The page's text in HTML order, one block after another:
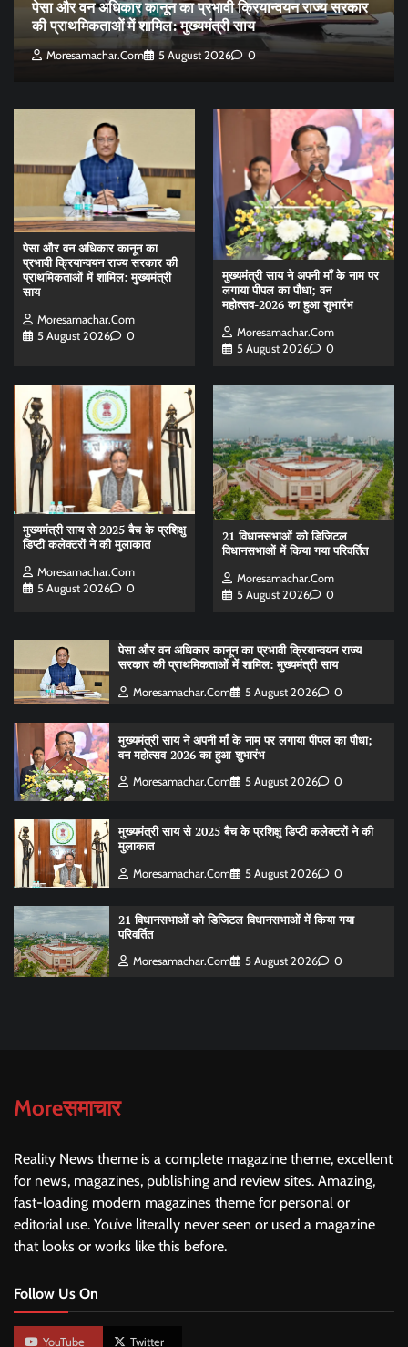
पेसा और वन अधिकार कानून का प्रभावी क्रियान्वयन राज्य सरकार
की प्राथमिकताओं में शामिल: मुख्यमंत्री साय
Moresamachar.com 5 August 2026 0
पेसा और वन अधिकार कानून का
प्रभावी क्रियान्वयन राज्य सरकार की
प्राथमिकताओं में शामिल: मुख्यमंत्री
साय
Moresamachar.com
5 August 2026
0
मुख्यमंत्री साय ने अपनी माँ के नाम पर
लगाया पीपल का पौधा; वन
महोत्सव-2026 का हुआ शुभारंभ
Moresamachar.com
5 August 2026
0
मुख्यमंत्री साय से 2025 बैच के प्रशिक्षु
डिप्टी कलेक्टरों ने की मुलाकात
Moresamachar.com
5 August 2026
0
21 विधानसभाओं को डिजिटल
विधानसभाओं में किया गया परिवर्तित
Moresamachar.com
5 August 2026
0
पेसा और वन अधिकार कानून का प्रभावी क्रियान्वयन राज्य
सरकार की प्राथमिकताओं में शामिल: मुख्यमंत्री साय
Moresamachar.com 5 August 2026 0
मुख्यमंत्री साय ने अपनी माँ के नाम पर लगाया पीपल का पौधा;
वन महोत्सव-2026 का हुआ शुभारंभ
Moresamachar.com 5 August 2026 0
मुख्यमंत्री साय से 2025 बैच के प्रशिक्षु डिप्टी कलेक्टरों ने की
मुलाकात
Moresamachar.com 5 August 2026 0
21 विधानसभाओं को डिजिटल विधानसभाओं में किया गया
परिवर्तित
Moresamachar.com 5 August 2026 0
Moreसमाचार
Reality News theme is a complete magazine theme, excellent
for news, magazines, publishing and review sites. Amazing,
fast-loading modern magazines theme for personal or
editorial use. You’ve literally never seen or used a magazine
that looks or works like this before.
Follow Us On
YouTube Twitter